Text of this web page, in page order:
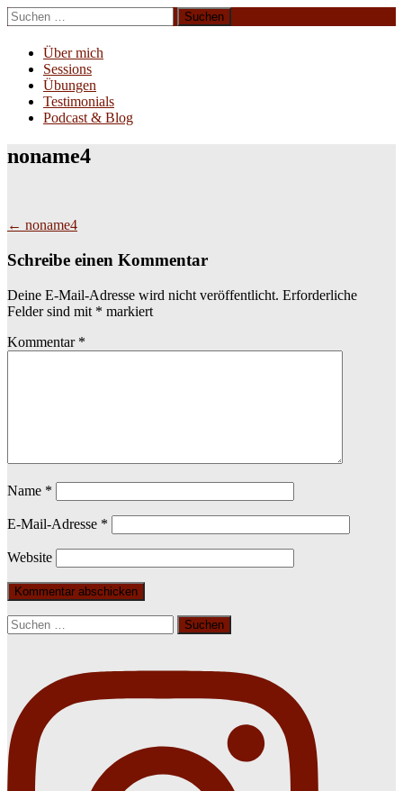
Zum
Inhalt
springen
Suchen
nach:
Über mich
Sessions
Übungen
Testimonials
Podcast & Blog
noname4
Beitragsnavigation
← noname4
Schreibe einen Kommentar
Deine E-Mail-Adresse wird nicht veröffentlicht. Erforderliche
Felder sind mit * markiert
Kommentar *
Name *
E-Mail-Adresse *
Website
Suchen
nach: